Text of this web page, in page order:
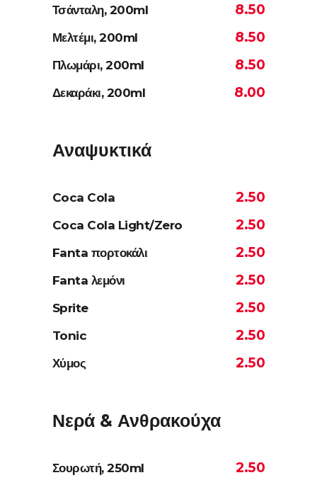
Τσάνταλη, 200ml 8.50
Μελτέμι, 200ml 8.50
Πλωμάρι, 200ml 8.50
Δεκαράκι, 200ml 8.00
Αναψυκτικά
Coca Cola 2.50
Coca Cola Light/Zero 2.50
Fanta πορτοκάλι 2.50
Fanta λεμόνι 2.50
Sprite 2.50
Tonic 2.50
Χύμος 2.50
Νερά & Ανθρακούχα
Σουρωτή, 250ml 2.50